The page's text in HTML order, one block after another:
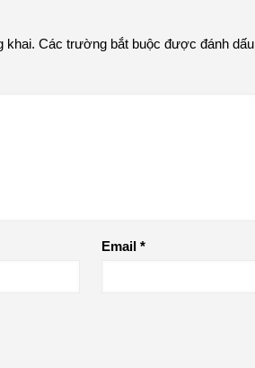
khai. Các trường bắt buộc được đánh dấu
Email *